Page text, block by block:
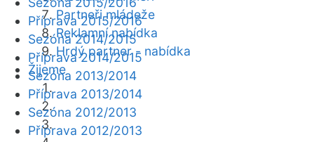
Partneři mládeže
Reklamní nabídka
Hrdý partner - nabídka
Žijeme
Příprava 2015/2016
Sezóna 2014/2015
Příprava 2014/2015
Sezóna 2013/2014
Příprava 2013/2014
Sezóna 2012/2013
Příprava 2012/2013